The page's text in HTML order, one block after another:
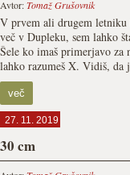
Avtor:Tomaž Grušovnik
V prvem ali drugem
več v Dupleku, sem lahko
Šele ko imaš primerjavo za
lahko razumeš X. Vidiš, da
več
27. 11. 2019
30 cm